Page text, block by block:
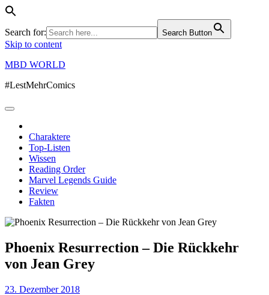
Search for: Search Button
Skip to content
MBD WORLD
#LestMehrComics
Charaktere
Top-Listen
Wissen
Reading Order
Marvel Legends Guide
Review
Fakten
Phoenix Resurrection – Die Rückkehr
von Jean Grey
23. Dezember 2018